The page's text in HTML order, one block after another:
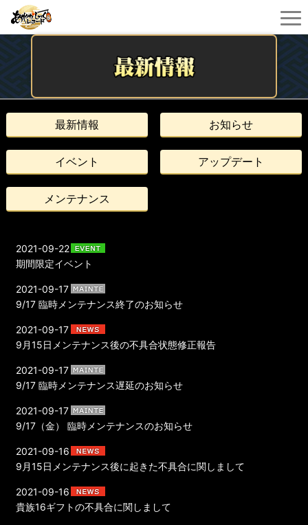
最新情報 お知らせ
イベント アップデート
メンテナンス
期間限定イベント
2021-09-22
9/17 臨時メンテナンス終了のお知らせ
2021-09-17
9月15日メンテナンス後の不具合状態修正報告
2021-09-17
9/17 臨時メンテナンス遅延のお知らせ
2021-09-17
9/17（金） 臨時メンテナンスのお知らせ
2021-09-17
9月15日メンテナンス後に起きた不具合に関しまして
2021-09-16
貴族16ギフトの不具合に関しまして
2021-09-16